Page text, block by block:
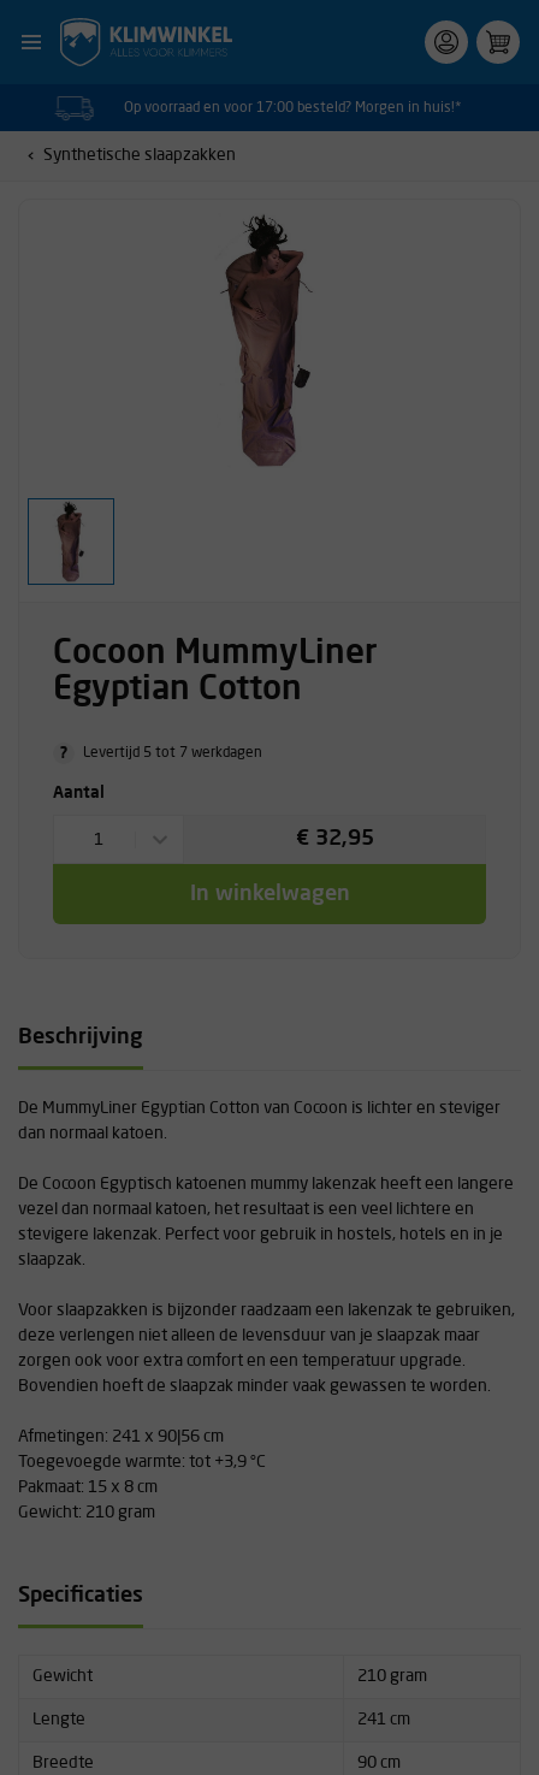
Op voorraad en voor 17:00 besteld? Morgen in huis!*
Synthetische slaapzakken
Cocoon MummyLiner
Egyptian Cotton
? Levertijd 5 tot 7 werkdagen
Aantal
1 € 32,95
In winkelwagen
Beschrijving
De MummyLiner Egyptian Cotton van Cocoon is lichter en steviger
dan normaal katoen.
De Cocoon Egyptisch katoenen mummy lakenzak heeft een langere
vezel dan normaal katoen, het resultaat is een veel lichtere en
stevigere lakenzak. Perfect voor gebruik in hostels, hotels en in je
slaapzak.
Voor slaapzakken is bijzonder raadzaam een lakenzak te gebruiken,
deze verlengen niet alleen de levensduur van je slaapzak maar
zorgen ook voor extra comfort en een temperatuur upgrade.
Bovendien hoeft de slaapzak minder vaak gewassen te worden.
Afmetingen: 241 x 90|56 cm
Toegevoegde warmte: tot +3,9 °C
Pakmaat: 15 x 8 cm
Gewicht: 210 gram
Specificaties
Gewicht 210 gram
Lengte 241 cm
Breedte 90 cm